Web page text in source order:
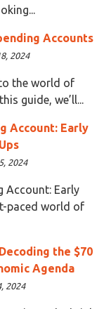
Accounts
2024
the world of
guide, we’ll...
Account: Early
2024
Account: Early
paced world of
the $70
Agenda
2024